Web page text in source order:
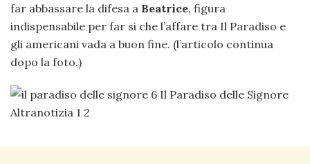
far abbassare la difesa a Beatrice, figura
indispensabile per far si che l’affare tra Il Paradiso e
gli americani vada a buon fine. (l’articolo continua
dopo la foto.)